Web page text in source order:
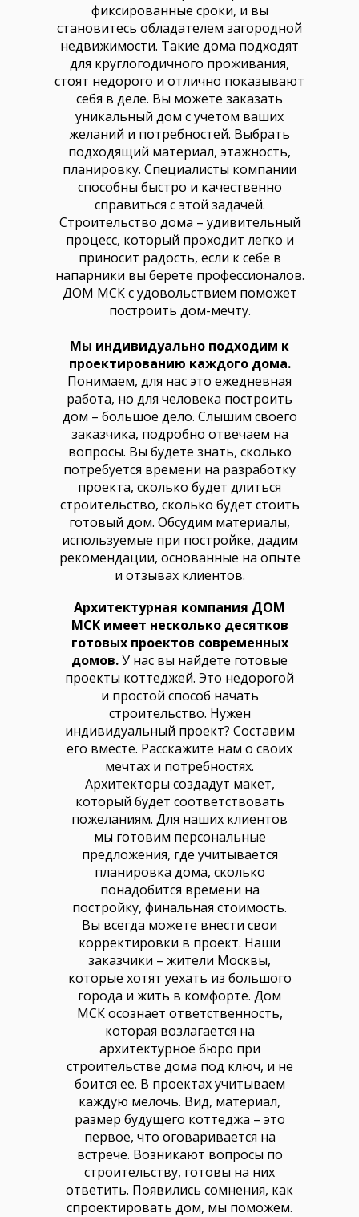
фиксированные сроки, и вы
становитесь обладателем загородной
недвижимости. Такие дома подходят
для круглогодичного проживания,
стоят недорого и отлично показывают
себя в деле. Вы можете заказать
уникальный дом с учетом ваших
желаний и потребностей. Выбрать
подходящий материал, этажность,
планировку. Специалисты компании
способны быстро и качественно
справиться с этой задачей.
Строительство дома – удивительный
процесс, который проходит легко и
приносит радость, если к себе в
напарники вы берете профессионалов.
ДОМ МСК с удовольствием поможет
построить дом-мечту.
Мы индивидуально подходим к
проектированию каждого дома.
Понимаем, для нас это ежедневная
работа, но для человека построить
дом – большое дело. Слышим своего
заказчика, подробно отвечаем на
вопросы. Вы будете знать, сколько
потребуется времени на разработку
проекта, сколько будет длиться
строительство, сколько будет стоить
готовый дом. Обсудим материалы,
используемые при постройке, дадим
рекомендации, основанные на опыте
и отзывах клиентов.
Архитектурная компания ДОМ
МСК имеет несколько десятков
готовых проектов современных
домов.У нас вы найдете готовые
проекты коттеджей. Это недорогой
и простой способ начать
строительство. Нужен
индивидуальный проект? Составим
его вместе. Расскажите нам о своих
мечтах и потребностях.
Архитекторы создадут макет,
который будет соответствовать
пожеланиям. Для наших клиентов
мы готовим персональные
предложения, где учитывается
планировка дома, сколько
понадобится времени на
постройку, финальная стоимость.
Вы всегда можете внести свои
корректировки в проект. Наши
заказчики – жители Москвы,
которые хотят уехать из большого
города и жить в комфорте. Дом
МСК осознает ответственность,
которая возлагается на
архитектурное бюро при
строительстве дома под ключ, и не
боится ее. В проектах учитываем
каждую мелочь. Вид, материал,
размер будущего коттеджа – это
первое, что оговаривается на
встрече. Возникают вопросы по
строительству, готовы на них
ответить. Появились сомнения, как
спроектировать дом, мы поможем.